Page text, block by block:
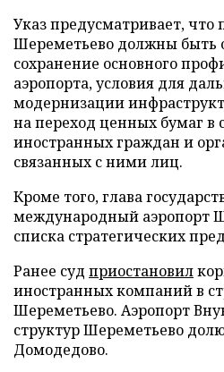
Указ предусматривает,
Шереметьево должны быть
сохранение основного
аэропорта, условия для
модернизации
на переход ценных бумаг в
иностранных граждан и
связанных с ними лиц.
Кроме того, глава
международный аэропорт
списка стратегических
Ранее суд приостановил
иностранных компаний в
Шереметьево. Аэропорт
структур Шереметьево
Домодедово.